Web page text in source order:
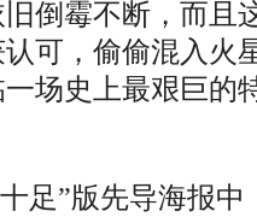
倒霉不断，而且
可，偷偷混入火
场史上最艰巨的
足”版先导海报